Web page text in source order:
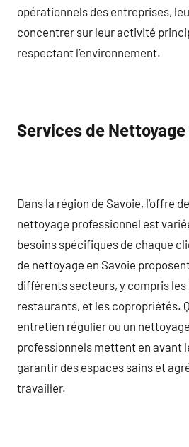
opérationnels des entreprises,
concentrer sur leur activité
respectant l’environnement.
Services de Nettoyage
Dans la région de Savoie, l’offre
nettoyage professionnel est
besoins spécifiques de chaque
de nettoyage en Savoie
différents secteurs, y compris les
restaurants, et les copropriétés.
entretien régulier ou un
professionnels mettent en avant
garantir des espaces sains et
travailler.